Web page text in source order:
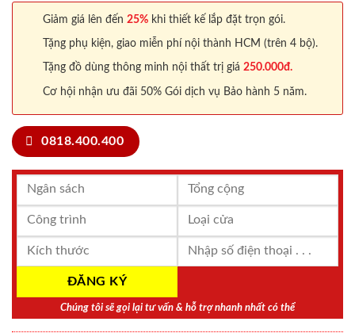
Giảm giá lên đến 25% khi thiết kế lắp đặt trọn gói.
Tặng phụ kiện, giao miễn phí nội thành HCM (trên 4 bộ).
Tặng đồ dùng thông minh nội thất trị giá 250.000đ.
Cơ hội nhận ưu đãi 50% Gói dịch vụ Bảo hành 5 năm.
0818.400.400
Chúng tôi sẽ gọi lại tư vấn & hỗ trợ nhanh nhất có thể